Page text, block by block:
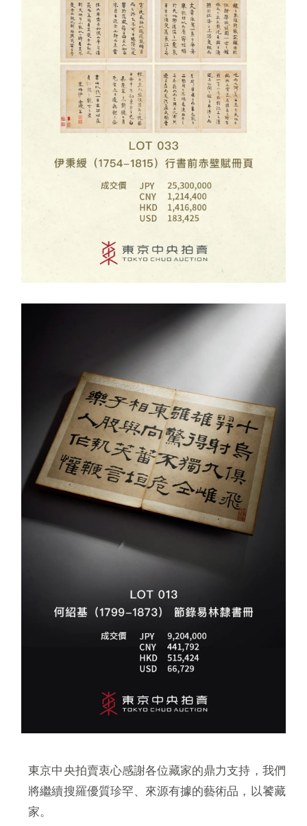
東京中央拍賣衷心感謝各位藏家的鼎力支持，我們
將繼續搜羅優質珍罕、來源有據的藝術品，以饕藏
家。